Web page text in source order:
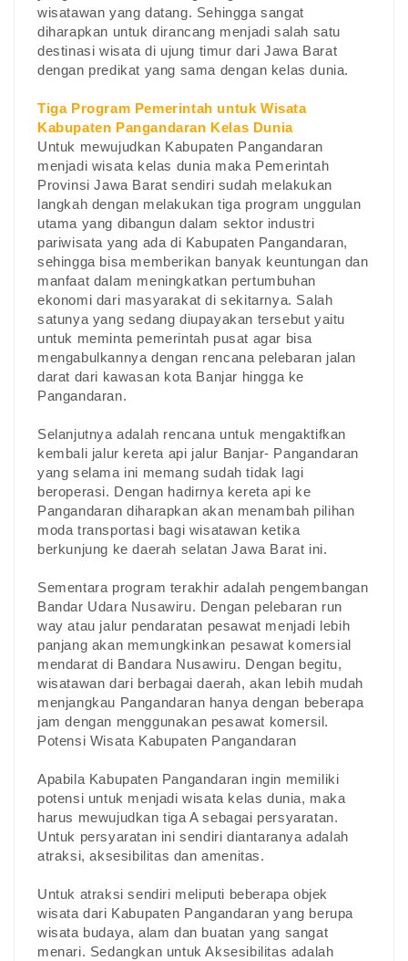
wisatawan yang datang. Sehingga sangat
diharapkan untuk dirancang menjadi salah satu
destinasi wisata di ujung timur dari Jawa Barat
dengan predikat yang sama dengan kelas dunia.
Tiga Program Pemerintah untuk Wisata
Kabupaten Pangandaran Kelas Dunia
Untuk mewujudkan Kabupaten Pangandaran
menjadi wisata kelas dunia maka Pemerintah
Provinsi Jawa Barat sendiri sudah melakukan
langkah dengan melakukan tiga program unggulan
utama yang dibangun dalam sektor industri
pariwisata yang ada di Kabupaten Pangandaran,
sehingga bisa memberikan banyak keuntungan dan
manfaat dalam meningkatkan pertumbuhan
ekonomi dari masyarakat di sekitarnya. Salah
satunya yang sedang diupayakan tersebut yaitu
untuk meminta pemerintah pusat agar bisa
mengabulkannya dengan rencana pelebaran jalan
darat dari kawasan kota Banjar hingga ke
Pangandaran.
Selanjutnya adalah rencana untuk mengaktifkan
kembali jalur kereta api jalur Banjar- Pangandaran
yang selama ini memang sudah tidak lagi
beroperasi. Dengan hadirnya kereta api ke
Pangandaran diharapkan akan menambah pilihan
moda transportasi bagi wisatawan ketika
berkunjung ke daerah selatan Jawa Barat ini.
Sementara program terakhir adalah pengembangan
Bandar Udara Nusawiru. Dengan pelebaran run
way atau jalur pendaratan pesawat menjadi lebih
panjang akan memungkinkan pesawat komersial
mendarat di Bandara Nusawiru. Dengan begitu,
wisatawan dari berbagai daerah, akan lebih mudah
menjangkau Pangandaran hanya dengan beberapa
jam dengan menggunakan pesawat komersil.
Potensi Wisata Kabupaten Pangandaran
Apabila Kabupaten Pangandaran ingin memiliki
potensi untuk menjadi wisata kelas dunia, maka
harus mewujudkan tiga A sebagai persyaratan.
Untuk persyaratan ini sendiri diantaranya adalah
atraksi, aksesibilitas dan amenitas.
Untuk atraksi sendiri meliputi beberapa objek
wisata dari Kabupaten Pangandaran yang berupa
wisata budaya, alam dan buatan yang sangat
menari. Sedangkan untuk Aksesibilitas adalah